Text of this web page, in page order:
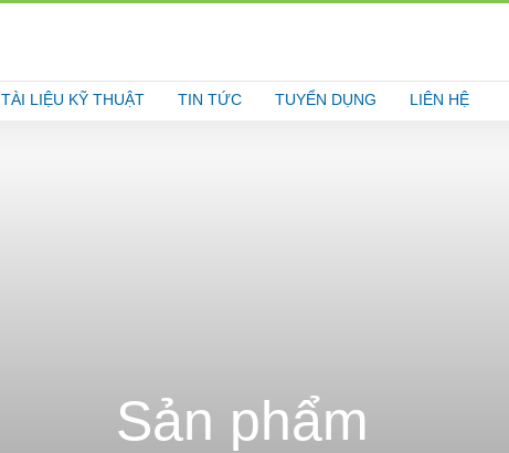
TÀI LIỆU KỸ THUẬT TIN TỨC TUYỂN DỤNG LIÊN HỆ
Sản phẩm